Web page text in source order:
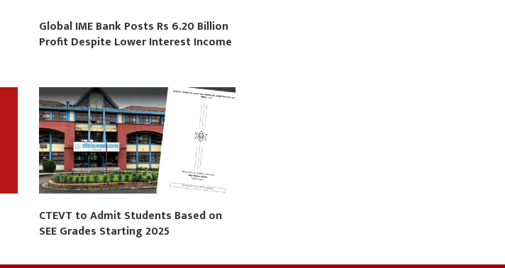
Global IME Bank Posts Rs 6.20 Billion
Profit Despite Lower Interest Income
CTEVT to Admit Students Based on
SEE Grades Starting 2025